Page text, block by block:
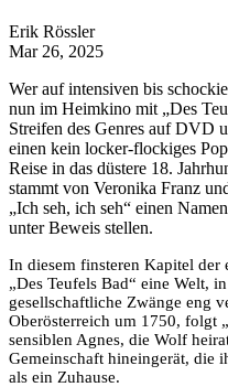
Erik Rössler
Mar 26, 2025
Wer auf intensiven bis
nun im Heimkino mit „Des
Streifen des Genres auf DVD
einen kein locker-flockiges
Reise in das düstere 18.
stammt von Veronika Franz
„Ich seh, ich seh“ einen
unter Beweis stellen.
In diesem finsteren Kapitel der
„Des Teufels Bad“ eine Welt,
gesellschaftliche Zwänge eng
Oberösterreich um 1750, folgt
sensiblen Agnes, die Wolf
Gemeinschaft hineingerät, die
als ein Zuhause.